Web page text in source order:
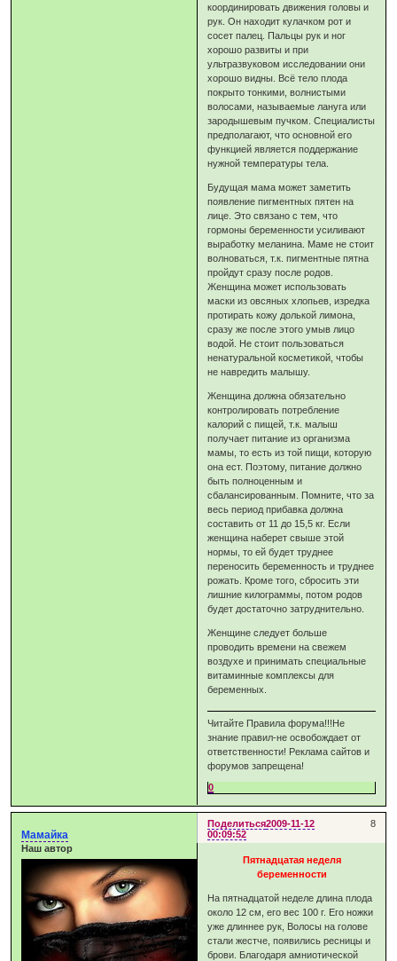
координировать движения головы и
рук. Он находит кулачком рот и
сосет палец. Пальцы рук и ног
хорошо развиты и при
ультразвуковом исследовании они
хорошо видны. Всё тело плода
покрыто тонкими, волнистыми
волосами, называемые лануга или
зародышевым пучком. Специалисты
предполагают, что основной его
функцией является поддержание
нужной температуры тела.
Будущая мама может заметить
появление пигментных пятен на
лице. Это связано с тем, что
гормоны беременности усиливают
выработку меланина. Маме не стоит
волноваться, т.к. пигментные пятна
пройдут сразу после родов.
Женщина может использовать
маски из овсяных хлопьев, изредка
протирать кожу долькой лимона,
сразу же после этого умыв лицо
водой. Не стоит пользоваться
ненатуральной косметикой, чтобы
не навредить малышу.
Женщина должна обязательно
контролировать потребление
калорий с пищей, т.к. малыш
получает питание из организма
мамы, то есть из той пищи, которую
она ест. Поэтому, питание должно
быть полноценным и
сбалансированным. Помните, что за
весь период прибавка должна
составить от 11 до 15,5 кг. Если
женщина наберет свыше этой
нормы, то ей будет труднее
переносить беременность и труднее
рожать. Кроме того, сбросить эти
лишние килограммы, потом родов
будет достаточно затруднительно.
Женщине следует больше
проводить времени на свежем
воздухе и принимать специальные
витаминные комплексы для
беременных.
Читайте Правила форума!!!Не
знание правил-не освобождает от
ответственности! Реклама сайтов и
форумов запрещена!
0
Поделиться 8
2009-11-12
00:09:52
Мамайка
Наш автор
Пятнадцатая неделя
беременности
На пятнадцатой неделе длина плода
около 12 см, его вес 100 г. Его ножки
уже длиннее рук, Волосы на голове
стали жестче, появились ресницы и
брови. Благодаря амниотической